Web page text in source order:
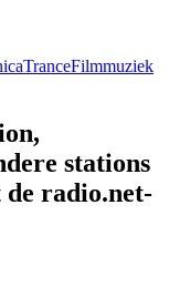
TranceFilmmuziek
stations
de radio.net-